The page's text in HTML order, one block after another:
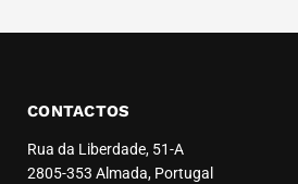
CONTACTOS
Rua da Liberdade, 51-A
2805-353 Almada, Portugal